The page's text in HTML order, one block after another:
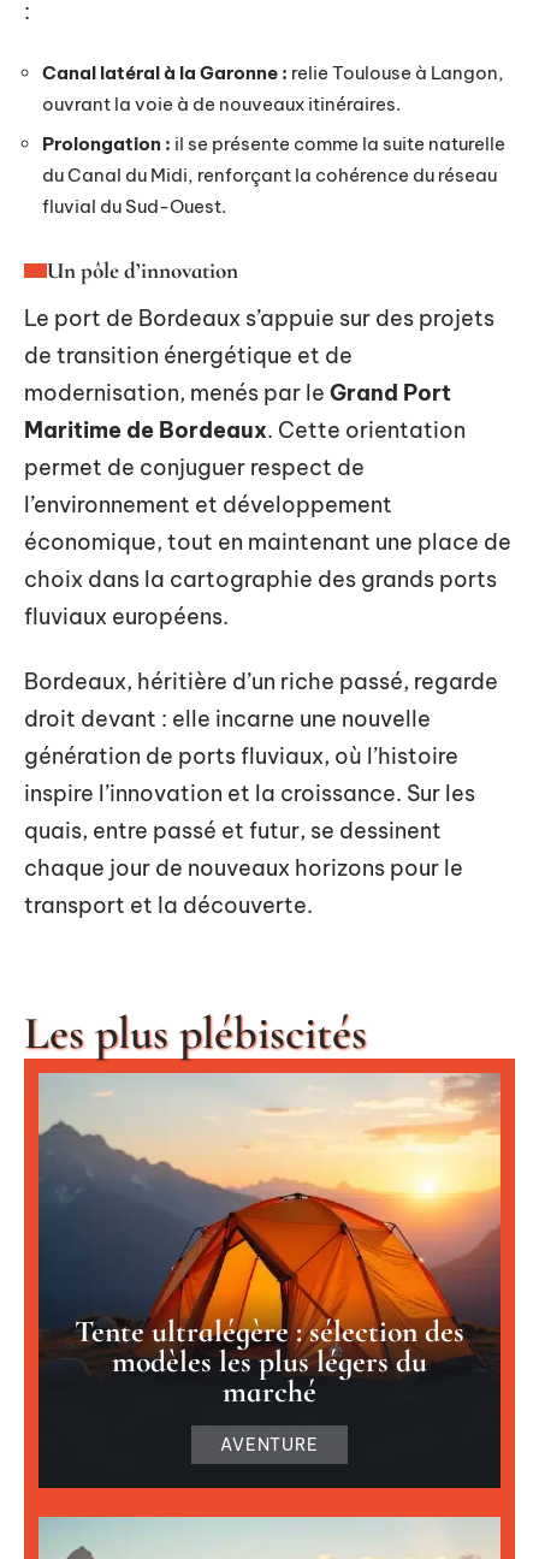
:
Canal latéral à la Garonne : relie Toulouse à Langon,
ouvrant la voie à de nouveaux itinéraires.
Prolongation : il se présente comme la suite naturelle
du Canal du Midi, renforçant la cohérence du réseau
fluvial du Sud-Ouest.
Un pôle d’innovation
Le port de Bordeaux s’appuie sur des projets
de transition énergétique et de
modernisation, menés par le Grand Port
Maritime de Bordeaux. Cette orientation
permet de conjuguer respect de
l’environnement et développement
économique, tout en maintenant une place de
choix dans la cartographie des grands ports
fluviaux européens.
Bordeaux, héritière d’un riche passé, regarde
droit devant : elle incarne une nouvelle
génération de ports fluviaux, où l’histoire
inspire l’innovation et la croissance. Sur les
quais, entre passé et futur, se dessinent
chaque jour de nouveaux horizons pour le
transport et la découverte.
Les plus plébiscités
Tente ultralégère : sélection des
modèles les plus légers du
marché
AVENTURE